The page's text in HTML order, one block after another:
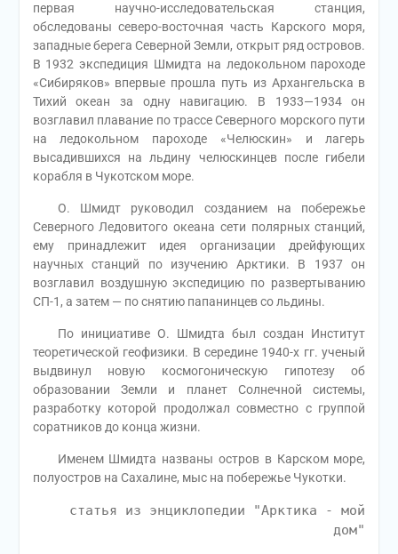
первая научно-исследовательская станция,
обследованы северо-восточная часть Карского моря,
западные берега Северной Земли, открыт ряд островов.
В 1932 экспедиция Шмидта на ледокольном пароходе
«Сибиряков» впервые прошла путь из Архангельска в
Тихий океан за одну навигацию. В 1933—1934 он
возглавил плавание по трассе Северного морского пути
на ледокольном пароходе «Челюскин» и лагерь
высадившихся на льдину челюскинцев после гибели
корабля в Чукотском море.
О. Шмидт руководил созданием на побережье
Северного Ледовитого океана сети полярных станций,
ему принадлежит идея организации дрейфующих
научных станций по изучению Арктики. В 1937 он
возглавил воздушную экспедицию по развертыванию
СП-1, а затем — по снятию папанинцев со льдины.
По инициативе О. Шмидта был создан Институт
теоретической геофизики. В середине 1940-х гг. ученый
выдвинул новую космогоническую гипотезу об
образовании Земли и планет Солнечной системы,
разработку которой продолжал совместно с группой
соратников до конца жизни.
Именем Шмидта названы остров в Карском море,
полуостров на Сахалине, мыс на побережье Чукотки.
статья из энциклопедии "Арктика - мой
дом"